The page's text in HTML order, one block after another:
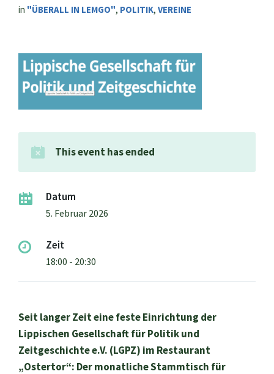
in "ÜBERALL IN LEMGO", POLITIK, VEREINE
This event has ended
Datum
5. Februar 2026
Zeit
18:00 - 20:30
Seit langer Zeit eine feste Einrichtung der
Lippischen Gesellschaft für Politik und
Zeitgeschichte e.V. (LGPZ) im Restaurant
„Ostertor“: Der monatliche Stammtisch für